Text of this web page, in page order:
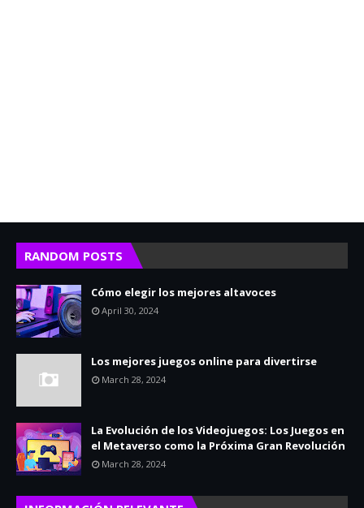
RANDOM POSTS
Cómo elegir los mejores altavoces
April 30, 2024
Los mejores juegos online para divertirse
March 28, 2024
La Evolución de los Videojuegos: Los Juegos en
el Metaverso como la Próxima Gran Revolución
March 28, 2024